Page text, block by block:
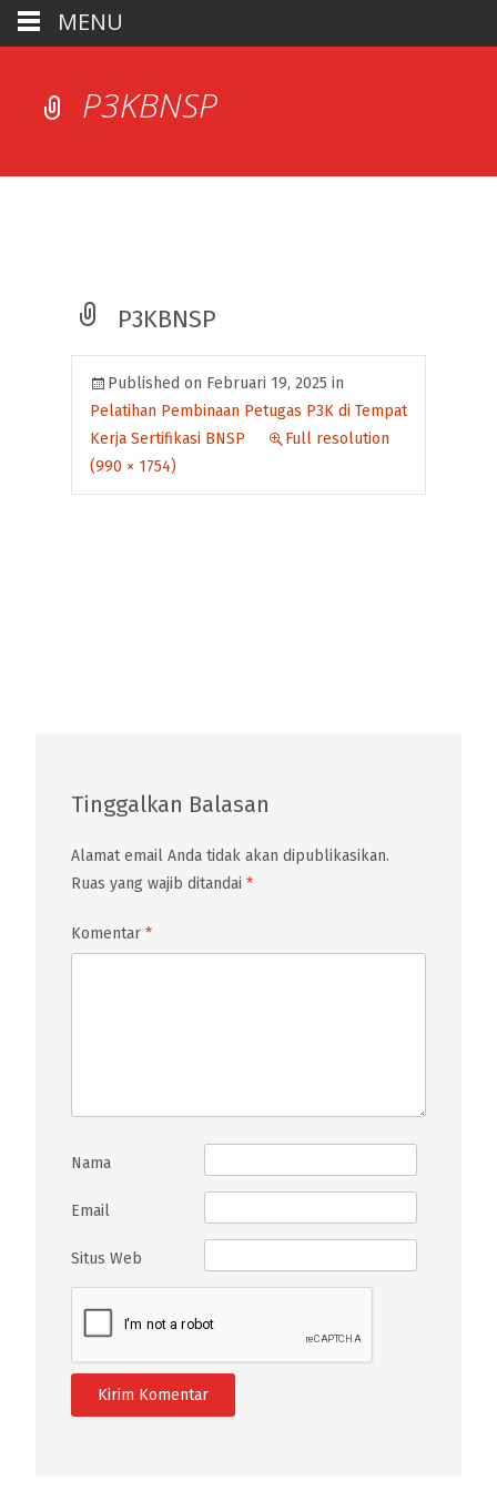
P3KBNSP
P3KBNSP
Published on Februari 19, 2025 in
Pelatihan Pembinaan Petugas P3K di Tempat
Kerja Sertifikasi BNSP
Full resolution
(990 × 1754)
Tinggalkan Balasan
Alamat email Anda tidak akan dipublikasikan.
Ruas yang wajib ditandai *
Komentar *
Nama
Email
Situs Web
MENU